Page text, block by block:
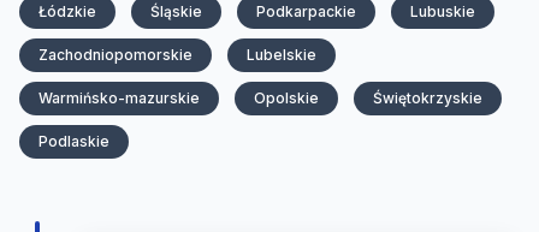
Łódzkie Śląskie Podkarpackie Lubuskie
Zachodniopomorskie Lubelskie
Warmińsko-mazurskie Opolskie Świętokrzyskie
Podlaskie